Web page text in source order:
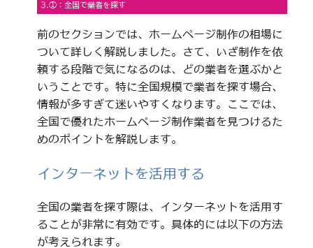
3.①：全国で業者を探す
前のセクションでは、ホームページ制作の相場に
ついて詳しく解説しました。さて、いざ制作を依
頼する段階で気になるのは、どの業者を選ぶかと
いうことです。特に全国規模で業者を探す場合、
情報が多すぎて迷いやすくなります。ここでは、
全国で優れたホームページ制作業者を見つけるた
めのポイントを解説します。
インターネットを活用する
全国の業者を探す際は、インターネットを活用す
ることが非常に有効です。具体的には以下の方法
が考えられます。